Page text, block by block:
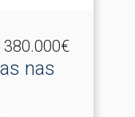
380.000€
nas